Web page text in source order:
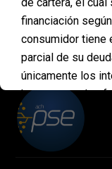
PAGOS
ONLINE
de cartera, el
financiación
consumidor tiene
parcial de su
únicamente los
hayan causado
realice el abono.
penalidades,
pagos